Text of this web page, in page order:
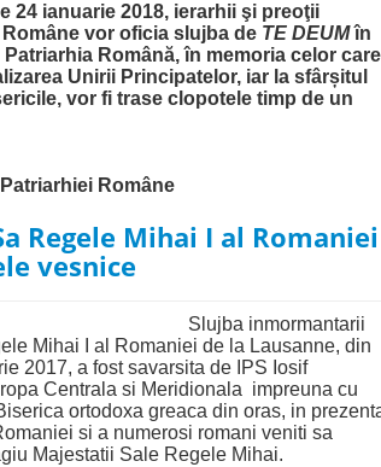
24 ianuarie 2018, ierarhii şi preoţii
vor oficia slujba de TE DEUMîn
Română, în memoria celor care
Unirii Principatelor, iar la sfârșitul
vor fi trase clopotele timp de un
Române
Regele Mihai I al Romaniei
vesnice
Slujba inmormantarii
Mihai I al Romaniei de la Lausanne, din
2017, a fost savarsita de IPS Iosif
Centrala si Meridionala impreuna cu
ortodoxa greaca din oras, in
si a numerosi romani veniti sa
Majestatii Sale Regele Mihai.